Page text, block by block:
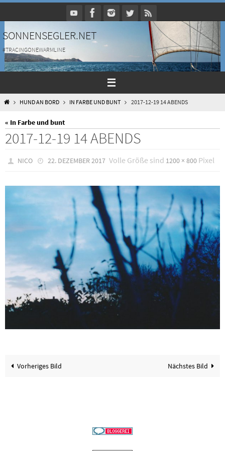
Inhalt
springen
SONNENSEGLER.NET
#TRACINGONEWARMLINE
HOMEHUND AN BORD IN FARBE UND BUNT 2017-12-19 14 ABENDS
« In Farbe und bunt
2017-12-19 14 ABENDS
NICO 22. DEZEMBER 2017 Volle Größe sind 1200 × 800Pixel
Vorheriges Bild Nächstes Bild